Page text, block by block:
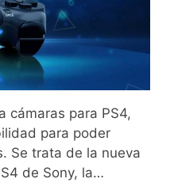
cámaras para PS4,
para poder
Se trata de la nueva
de Sony, la…